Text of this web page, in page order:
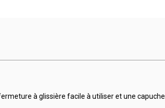
à glissière facile à utiliser et une capuche